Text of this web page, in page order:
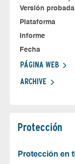
Versión probada
Plataforma
Informe
Fecha
PÁGINA WEB
ARCHIVE
Protección
Protección en